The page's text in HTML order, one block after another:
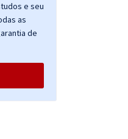
e seu
as
de